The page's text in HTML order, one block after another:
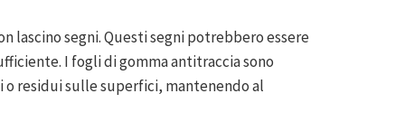
lascino segni. Questi segni potrebbero essere
I fogli di gomma antitraccia sono
residui sulle superfici, mantenendo al